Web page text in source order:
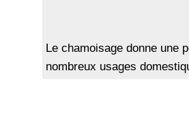
Le chamoisage donne une
nombreux usages